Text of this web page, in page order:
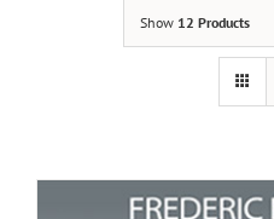
Show 12 Products